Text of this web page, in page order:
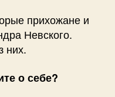
прихожане и
Невского.
них.
о себе?